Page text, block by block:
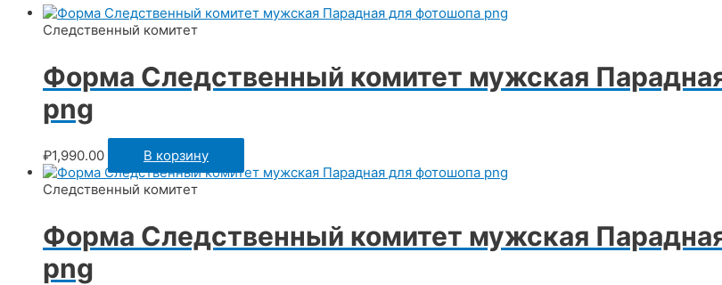
Следственный комитет
Форма Следственный комитет мужская
png
₽1,990.00
В корзину
Следственный комитет
Форма Следственный комитет мужская
png